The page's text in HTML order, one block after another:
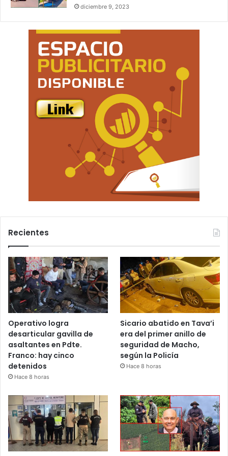
diciembre 9, 2023
Recientes
Operativo logra
desarticular gavilla de
asaltantes en Pdte.
Franco: hay cinco
detenidos
Hace 8 horas
Sicario abatido en Tava’i
era del primer anillo de
seguridad de Macho,
según la Policía
Hace 8 horas